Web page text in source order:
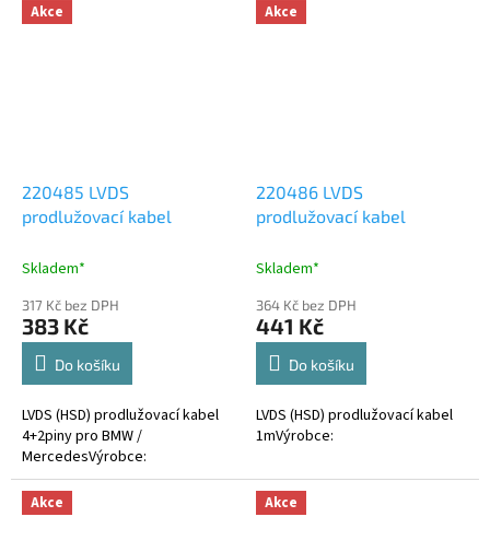
Akce
220485 LVDS
prodlužovací kabel
Skladem*
317 Kč bez DPH
383 Kč
Do košíku
LVDS (HSD) prodlužovací kabel
4+2piny pro BMW /
MercedesVýrobce:
Akce
220486 LVDS
prodlužovací kabel
Skladem*
364 Kč bez DPH
441 Kč
Do košíku
LVDS (HSD) prodlužovací kabel
1mVýrobce:
Akce Akce